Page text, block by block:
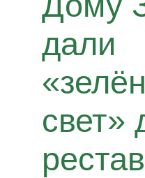
дали
свет»